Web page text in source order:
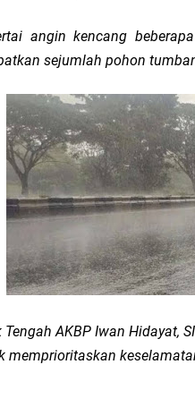
Polda NTB Sabet Juara III
Sambut HUT ke-81 RI, Polsek
Kapolresta Mataram Pimpin
Polisi Evakuasi Terduga Pelaku
Sat Samapta Polresta Mataram
angin kencang
sejumlah pohon
AKBP Iwan Hidayat,
memprioritaskan